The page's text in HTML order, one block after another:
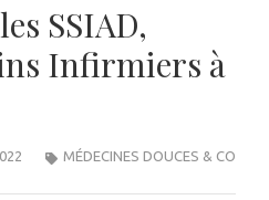
SSIAD,
Infirmiers à
MÉDECINES DOUCES & CO